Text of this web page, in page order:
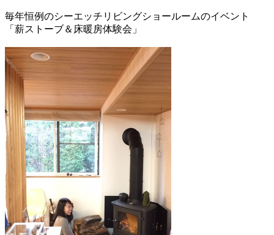
毎年恒例のシーエッチリビングショールームのイベント
「薪ストーブ＆床暖房体験会」